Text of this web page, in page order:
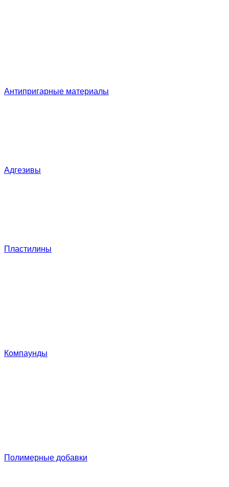
Антипригарные материалы
Адгезивы
Пластилины
Компаунды
Полимерные добавки